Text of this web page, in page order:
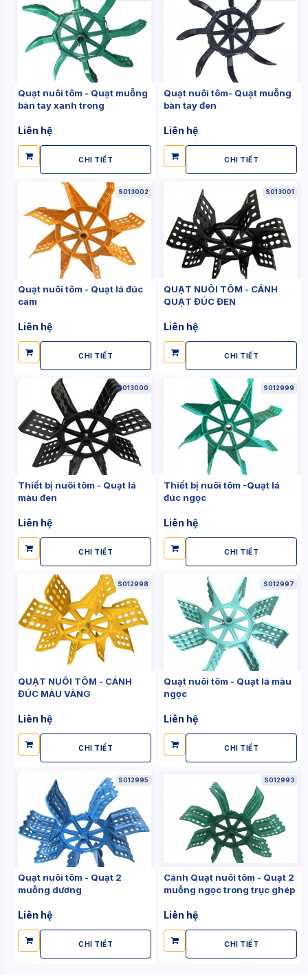
Quạt nuôi tôm - Quạt muỗng
bàn tay xanh trong
Liên hệ
CHI TIẾT
Quạt nuôi tôm- Quạt muỗng
bàn tay đen
Liên hệ
CHI TIẾT
S013002
Quạt nuôi tôm - Quạt lá đúc
cam
Liên hệ
CHI TIẾT
S013001
QUẠT NUÔI TÔM - CÁNH
QUẠT ĐÚC ĐEN
Liên hệ
CHI TIẾT
S013000
Thiết bị nuôi tôm - Quạt lá
màu đen
Liên hệ
CHI TIẾT
S012999
Thiết bị nuôi tôm -Quạt lá
đúc ngọc
Liên hệ
CHI TIẾT
S012998
QUẠT NUÔI TÔM - CÁNH
ĐÚC MÀU VÀNG
Liên hệ
CHI TIẾT
S012997
Quạt nuôi tôm - Quạt lá màu
ngọc
Liên hệ
CHI TIẾT
S012995
Quạt nuôi tôm - Quạt 2
muỗng dương
Liên hệ
CHI TIẾT
S012993
Cánh Quạt nuôi tôm - Quạt 2
muỗng ngọc trong trục ghép
Liên hệ
CHI TIẾT